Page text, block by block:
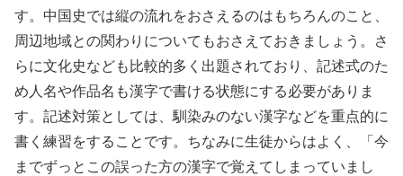
す。中国史では縦の流れをおさえるのはもちろんのこと、
周辺地域との関わりについてもおさえておきましょう。さ
らに文化史なども比較的多く出題されており、記述式のた
め人名や作品名も漢字で書ける状態にする必要がありま
す。記述対策としては、馴染みのない漢字などを重点的に
書く練習をすることです。ちなみに生徒からはよく、「今
までずっとこの誤った方の漢字で覚えてしまっていまし